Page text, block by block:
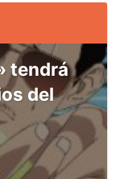
tendrá
del